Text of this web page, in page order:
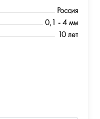
Россия
0,1 - 4 мм
10 лет